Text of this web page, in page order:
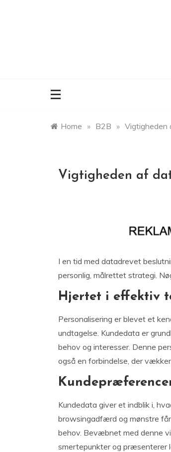
Home » B2B » Vigtigheden
Vigtigheden af
I en tid med datadrevet
personlig, målrettet strategi.
Hjertet i effektiv
Personalisering er blevet et
undtagelse. Kundedata er
behov og interesser. Denne
også en forbindelse, der
Kundedata giver et indblik i,
browsingadfærd og mønstre
behov. Bevæbnet med denne
smertepunkter og præsenterer